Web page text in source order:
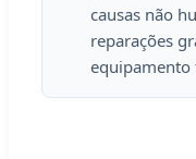
causas não
reparações
equipamento